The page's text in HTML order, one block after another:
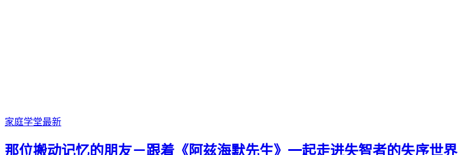
家庭学堂最新
那位搬动记忆的朋友－跟着《阿兹海默先生》一起走进失智者的失序世界